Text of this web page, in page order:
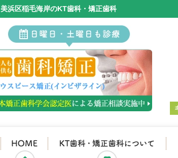
美浜区稲毛海岸のKT歯科・矯正歯科
ホーム KT